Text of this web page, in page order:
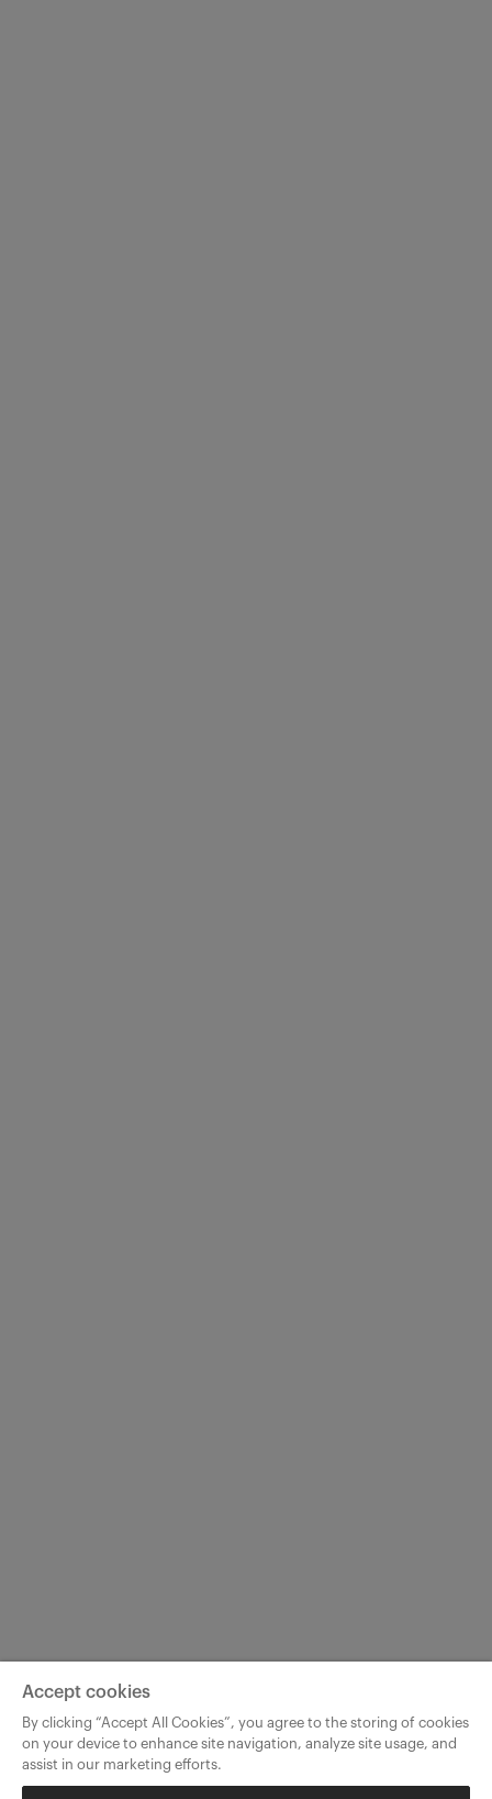
Accept cookies
By clicking “Accept All Cookies”, you agree to the storing of cookies
on your device to enhance site navigation, analyze site usage, and
assist in our marketing efforts.